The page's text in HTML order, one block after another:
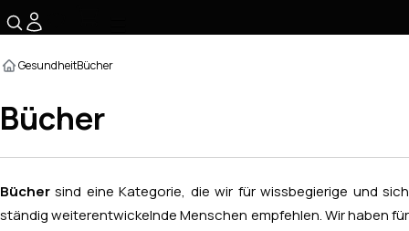
GesundheitBücher
Bücher
Büchersind eine Kategorie, die wir für wissbegierige und sich
ständig weiterentwickelnde Menschen empfehlen. Wir haben für